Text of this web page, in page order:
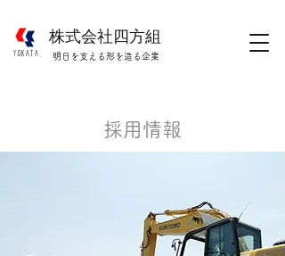
​YOKATA
株式会社四方組
明日を支える形を造る企業
採用情報